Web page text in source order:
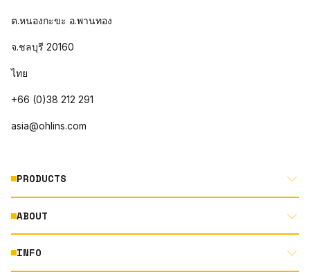
ต.หนองกะขะ อ.พานทอง
จ.ชลบุรี 20160
ไทย
+66 (0)38 212 291
asia@ohlins.com
PRODUCTS
MOTORCYCLE
AUTOMOTIVE
ABOUT
ABOUT US
INFO